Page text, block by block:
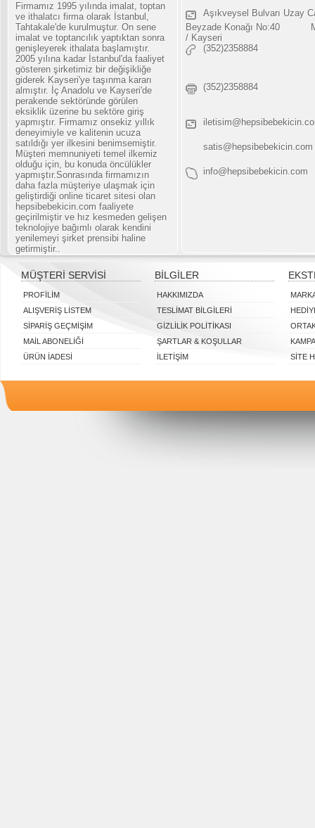
Firmamız 1995 yılında imalat, toptan
ve ithalatcı firma olarak İstanbul,
Tahtakale'de kurulmuştur. On sene
imalat ve toptancılık yaptıktan sonra
genişleyerek ithalata başlamıştır.
2005 yılına kadar İstanbul'da faaliyet
gösteren şirketimiz bir değişikliğe
giderek Kayseri'ye taşınma kararı
almıştır. İç Anadolu ve Kayseri'de
perakende sektöründe görülen
eksiklik üzerine bu sektöre giriş
yapmıştır. Firmamız onsekiz yıllık
deneyimiyle ve kalitenin ucuza
satıldığı yer ilkesini benimsemiştir.
Müşteri memnuniyeti temel ilkemiz
olduğu için, bu konuda öncülükler
yapmıştır.Sonrasında firmamızın
daha fazla müşteriye ulaşmak için
geliştirdiği online ticaret sitesi olan
hepsibebekicin.com faaliyete
geçirilmiştir ve hız kesmeden gelişen
teknolojiye bağımlı olarak kendini
yenilemeyi şirket prensibi haline
getirmiştir..
Aşıkveysel Bulvarı Uzay
Beyzade Konağı No:40
/ Kayseri
(352)2358884
(352)2358884
satis@hepsibebekicin.com
info@hepsibebekicin.com
MÜŞTERI SERVISI
PROFILIM
ALIŞVERIŞ LISTEM
SIPARIŞ GEÇMIŞIM
MAIL ABONELIĞI
ÜRÜN İADESI
BILGILER
HAKKIMIZDA
TESLIMAT BILGILERI
GIZLILIK POLITIKASI
ŞARTLAR & KOŞULLAR
İLETIŞIM
SITE